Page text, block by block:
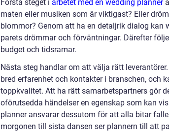
Första steget i arbetet med en wedding planner
maten eller musiken som är viktigast? Eller
blommor? Genom att ha en detaljrik dialog
parets drömmar och förväntningar. Därefter
budget och tidsramar.
Nästa steg handlar om att välja rätt
bred erfarenhet och kontakter i branschen,
toppkvalitet. Att ha rätt samarbetspartners gör
oförutsedda händelser en egenskap som kan
planner ansvarar dessutom för att alla bitar
morgonen till sista dansen ser plannern till att